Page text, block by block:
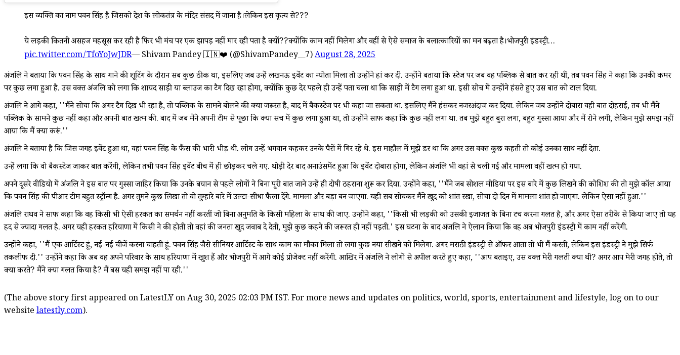
इस व्यक्ति का नाम पवन सिंह है जिसको देश के लोकतंत्र के मंदिर संसद में जाना है।लेकिन इस कृत्य से???
ये लड़की कितनी असहज महसूस कर रही है फिर भी मंच पर एक झापड़ नहीं मार रही पता है क्यों??क्योंकि काम नहीं मिलेगा और वहीं से ऐसे समाज के बलात्कारियों का मन बढ़ता है।भोजपुरी इंडस्ट्री…
pic.twitter.com/TfoYoJwJDR— Shivam Pandey 🇮🇳❤️ (@ShivamPandey__7)August 28, 2025
अंजलि ने बताया कि पवन सिंह के साथ गाने की शूटिंग के दौरान सब कुछ ठीक था, इसलिए जब उन्हें लखनऊ इवेंट का न्योता मिला तो उन्होंने हां कर दी. उन्होंने बताया कि स्टेज पर जब वह पब्लिक से बात कर रही थीं, तब पवन सिंह ने कहा कि उनकी कमर
पर कुछ लगा हुआ है. उस वक्त अंजलि को लगा कि शायद साड़ी या ब्लाउज का टैग दिख रहा होगा, क्योंकि कुछ देर पहले ही उन्हें पता चला था कि साड़ी में टैग लगा हुआ था. इसी सोच में उन्होंने हंसते हुए उस बात को टाल दिया.
अंजलि ने आगे कहा, ''मैंने सोचा कि अगर टैग दिख भी रहा है, तो पब्लिक के सामने बोलने की क्या जरूरत है, बाद में बैकस्टेज पर भी कहा जा सकता था. इसलिए मैंने हंसकर नजरअंदाज कर दिया. लेकिन जब उन्होंने दोबारा वही बात दोहराई, तब भी मैंने
पब्लिक के सामने कुछ नहीं कहा और अपनी बात खत्म की. बाद में जब मैंने अपनी टीम से पूछा कि क्या सच में कुछ लगा हुआ था, तो उन्होंने साफ कहा कि कुछ नहीं लगा था. तब मुझे बहुत बुरा लगा, बहुत गुस्सा आया और मैं रोने लगी, लेकिन मुझे समझ नहीं
आया कि मैं क्या करूं.''
अंजलि ने बताया है कि जिस जगह इवेंट हुआ था, वहां पवन सिंह के फैंस की भारी भीड़ थी. लोग उन्हें भगवान कहकर उनके पैरों में गिर रहे थे. इस माहौल में मुझे डर था कि अगर उस वक्त कुछ कहती तो कोई उनका साथ नहीं देता.
उन्हें लगा कि वो बैकस्टेज जाकर बात करेंगी, लेकिन तभी पवन सिंह इवेंट बीच में ही छोड़कर चले गए. थोड़ी देर बाद अनाउंसमेंट हुआ कि इवेंट दोबारा होगा, लेकिन अंजलि भी वहां से चली गईं और मामला वहीं खत्म हो गया.
अपने दूसरे वीडियो में अंजलि ने इस बात पर गुस्सा जाहिर किया कि उनके बयान से पहले लोगों ने बिना पूरी बात जाने उन्हें ही दोषी ठहराना शुरू कर दिया. उन्होंने कहा, ''मैंने जब सोशल मीडिया पर इस बारे में कुछ लिखने की कोशिश की तो मुझे कॉल आया
कि पवन सिंह की पीआर टीम बहुत स्ट्रॉन्ग है. अगर तुमने कुछ लिखा तो वो तुम्हारे बारे में उल्टा-सीधा फैला देंगे. मामला और बड़ा बन जाएगा. यही सब सोचकर मैंने खुद को शांत रखा, सोचा दो दिन में मामला शांत हो जाएगा. लेकिन ऐसा नहीं हुआ.''
अंजलि राघव ने साफ कहा कि वह किसी भी ऐसी हरकत का समर्थन नहीं करतीं जो बिना अनुमति के किसी महिला के साथ की जाए. उन्होंने कहा, ''किसी भी लड़की को उसकी इजाजत के बिना टच करना गलत है, और अगर ऐसा तरीके से किया जाए तो यह
हद से ज्यादा गलत है. अगर यही हरकत हरियाणा में किसी ने की होती तो वहां की जनता खुद जवाब दे देती, मुझे कुछ कहने की जरूरत ही नहीं पड़ती.' इस घटना के बाद अंजलि ने ऐलान किया कि वह अब भोजपुरी इंडस्ट्री में काम नहीं करेंगी.
उन्होंने कहा, ''मैं एक आर्टिस्ट हूं, नई-नई चीजें करना चाहती हूं. पवन सिंह जैसे सीनियर आर्टिस्ट के साथ काम का मौका मिला तो लगा कुछ नया सीखने को मिलेगा. अगर मराठी इंडस्ट्री से ऑफर आता तो भी मैं करती, लेकिन इस इंडस्ट्री ने मुझे सिर्फ
तकलीफ दी.'' उन्होंने कहा कि अब वह अपने परिवार के साथ हरियाणा में खुश हैं और भोजपुरी में आगे कोई प्रोजेक्ट नहीं करेंगी. आखिर में अंजलि ने लोगों से अपील करते हुए कहा, ''आप बताइए, उस वक्त मेरी गलती क्या थी? अगर आप मेरी जगह होते, तो
क्या करते? मैंने क्या गलत किया है? मैं बस यही समझ नहीं पा रही.''
(The above story first appeared on LatestLY on Aug 30, 2025 02:03 PM IST. For more news and updates on politics, world, sports, entertainment and lifestyle, log on to our
website latestly.com).